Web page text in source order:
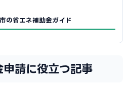
の省エネ補助金ガイド
請に役立つ記事